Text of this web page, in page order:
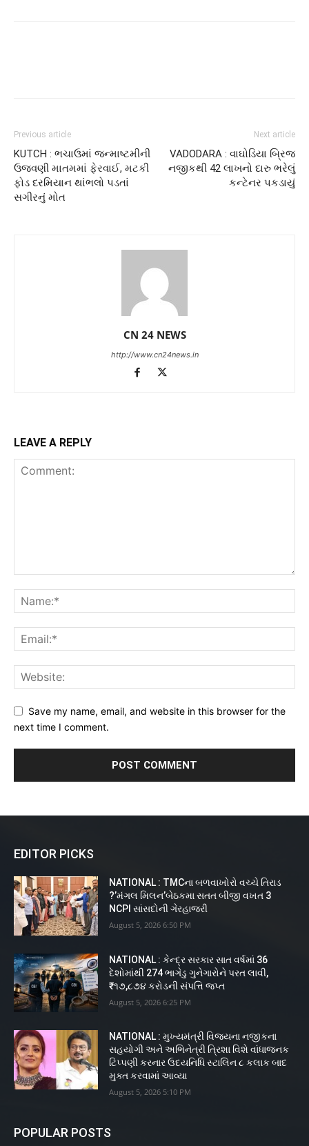
Previous article
KUTCH : ભચાઉમાં જન્માષ્ટમીની
ઉજવણી માતમમાં ફેરવાઈ, મટકી
ફોડ દરમિયાન થાંભલો પડતાં
સગીરનું મોત
Next article
VADODARA : વાઘોડિયા બ્રિજ
નજીકથી 42 લાખનો દારુ ભરેલું
કન્ટેનર પકડાયું
CN 24 NEWS
http://www.cn24news.in
LEAVE A REPLY
Save my name, email, and website in this browser for the
next time I comment.
EDITOR PICKS
NATIONAL : TMCના બળવાખોરો વચ્ચે તિરાડ
?’મંગલ મિલન’બેઠકમા સતત બીજી વખત 3
NCPI સાંસદોની ગેરહાજરી
August 5, 2026 6:50 PM
NATIONAL : કેન્દ્ર સરકાર સાત વર્ષમાં 36
દેશોમાંથી 274 ભાગેડુ ગુનેગારોને પરત લાવી,
₹૧૭,૮૭૪ કરોડની સંપત્તિ જપ્ત
August 5, 2026 6:25 PM
NATIONAL : મુખ્યમંત્રી વિજયના નજીકના
સહયોગી અને અભિનેત્રી ત્રિશા વિશે વાંધાજનક
ટિપ્પણી કરનાર ઉદયનિધિ સ્ટાલિન ૮ કલાક બાદ
મુક્ત કરવામાં આવ્યા
August 5, 2026 5:10 PM
POPULAR POSTS